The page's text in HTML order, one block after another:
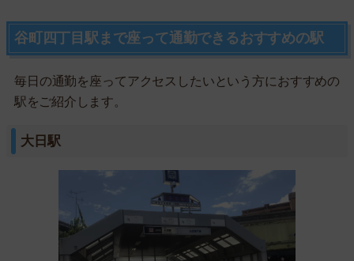
谷町四丁目駅まで座って通勤できるおすすめの駅
毎日の通勤を座ってアクセスしたいという方におすすめの
駅をご紹介します。
大日駅